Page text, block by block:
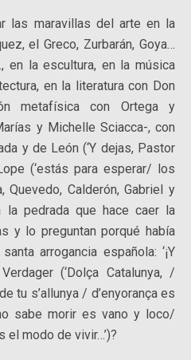
maravillas del arte en la
el Greco, Zurbarán, Goya…
en la escultura, en la música
en la literatura con Don
metafísica con Ortega y
y Michelle Sciacca-, con
y de León (‘Y dejas, Pastor
(‘estás para esperar/ los
Quevedo, Calderón, Gabriel y
la pedrada que hace caer la
y lo preguntan porqué había
arrogancia española: ‘¡Y
(‘Dolça Catalunya, /
tu s’allunya / d’enyorança es
sabe morir es vano y loco/
el modo de vivir…’)?